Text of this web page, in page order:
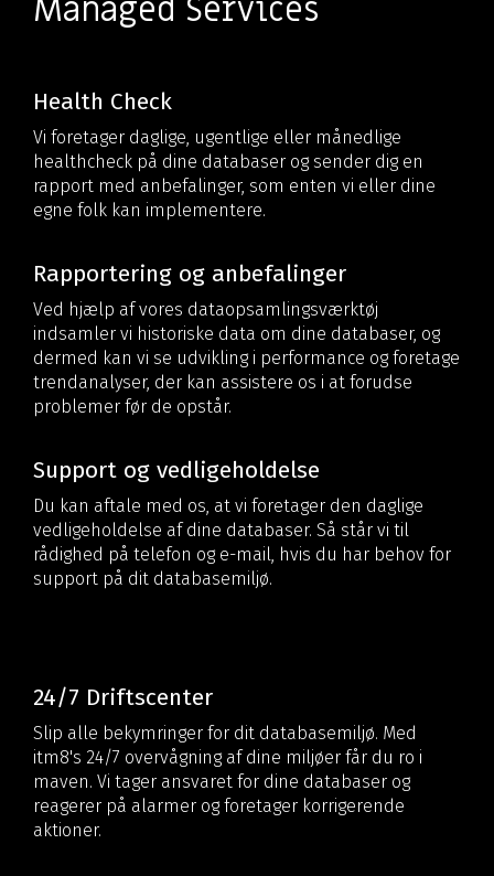
Managed Services
Health Check
Vi foretager daglige, ugentlige eller månedlige
healthcheck på dine databaser og sender dig en
rapport med anbefalinger, som enten vi eller dine
egne folk kan implementere.
Rapportering og anbefalinger
Ved hjælp af vores dataopsamlingsværktøj
indsamler vi historiske data om dine databaser, og
dermed kan vi se udvikling i performance ogforetage
trendanalyser, der kan assistere os i at forudse
problemer før de opstår.
Support og vedligeholdelse
Du kan aftale med os, at vi foretager den daglige
vedligeholdelse af dine databaser. Så står vi til
rådighed på telefon og e-mail, hvis du har behov for
support på dit databasemiljø.
24/7 Driftscenter
Slip alle bekymringer for dit databasemiljø. Med
itm8's 24/7 overvågning af dine miljøer får du ro i
maven. Vi tager ansvaret for dine databaser og
reagerer på alarmer og foretager korrigerende
aktioner.